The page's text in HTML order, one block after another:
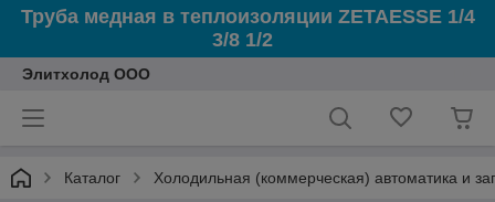
Труба медная в теплоизоляции ZETAESSE 1/4
3/8 1/2
Элитхолод ООО
Каталог Холодильная (коммерческая) автоматика и